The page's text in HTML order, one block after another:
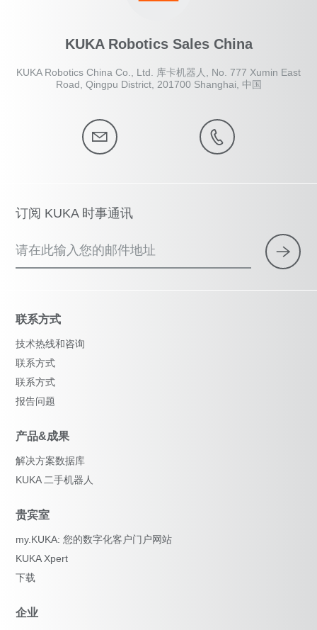
KUKA Robotics Sales China
KUKA Robotics China Co., Ltd. 库卡机器人, No. 777 Xumin East
Road, Qingpu District, 201700 Shanghai, 中国
订阅 KUKA 时事通讯
请在此输入您的邮件地址
联系方式
技术热线和咨询
联系方式
联系方式
报告问题
产品&成果
解决方案数据库
KUKA 二手机器人
贵宾室
my.KUKA: 您的数字化客户门户网站
KUKA Xpert
下载
企业